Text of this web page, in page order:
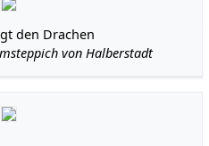
den Drachen
von Halberstadt